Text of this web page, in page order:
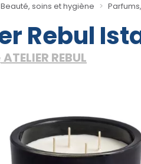
Beauté, soins et hygiène
Rebul
ATELIER REBUL